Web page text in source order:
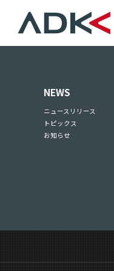
NEWS
ニュースリリース
トピックス
お知らせ